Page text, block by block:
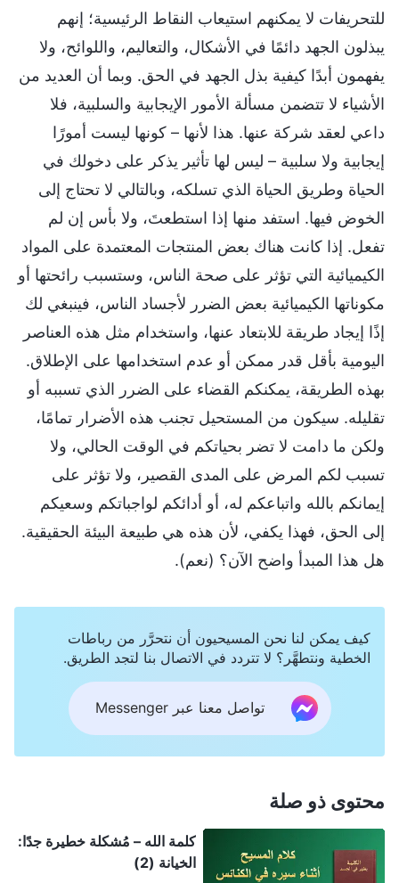
للتحريفات لا يمكنهم استيعاب النقاط الرئيسية؛ إنهم
يبذلون الجهد دائمًا في الأشكال، والتعاليم، واللوائح، ولا
يفهمون أبدًا كيفية بذل الجهد في الحق. وبما أن العديد من
الأشياء لا تتضمن مسألة الأمور الإيجابية والسلبية، فلا
داعي لعقد شركة عنها. هذا لأنها – كونها ليست أمورًا
إيجابية ولا سلبية – ليس لها تأثير يذكر على دخولك في
الحياة وطريق الحياة الذي تسلكه، وبالتالي لا تحتاج إلى
الخوض فيها. استفد منها إذا استطعتَ، ولا بأس إن لم
تفعل. إذا كانت هناك بعض المنتجات المعتمدة على المواد
الكيميائية التي تؤثر على صحة الناس، وستسبب رائحتها أو
مكوناتها الكيميائية بعض الضرر لأجساد الناس، فينبغي لك
إذًا إيجاد طريقة للابتعاد عنها، واستخدام مثل هذه العناصر
اليومية بأقل قدر ممكن أو عدم استخدامها على الإطلاق.
بهذه الطريقة، يمكنكم القضاء على الضرر الذي تسببه أو
تقليله. سيكون من المستحيل تجنب هذه الأضرار تمامًا،
ولكن ما دامت لا تضر بحياتكم في الوقت الحالي، ولا
تسبب لكم المرض على المدى القصير، ولا تؤثر على
إيمانكم بالله واتباعكم له، أو أدائكم لواجباتكم وسعيكم
إلى الحق، فهذا يكفي، لأن هذه هي طبيعة البيئة الحقيقية.
هل هذا المبدأ واضح الآن؟ (نعم).
كيف يمكن لنا نحن المسيحيون أن نتحرَّر من رباطات
الخطية ونتطهَّر؟ لا تتردد في الاتصال بنا لتجد الطريق.
تواصل معنا عبر Messenger
محتوى ذو صلة
كلمة الله – مُشكلة خطيرة جدًا:
الخيانة (2)